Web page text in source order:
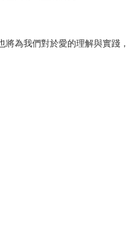
為我們對於愛的理解與實踐，